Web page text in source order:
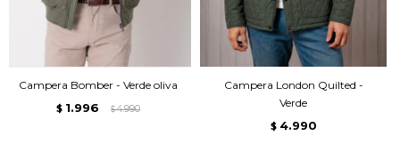
Campera Bomber - Verde oliva
$ 1.996 $ 4.990
Campera London Quilted -
Verde
$ 4.990